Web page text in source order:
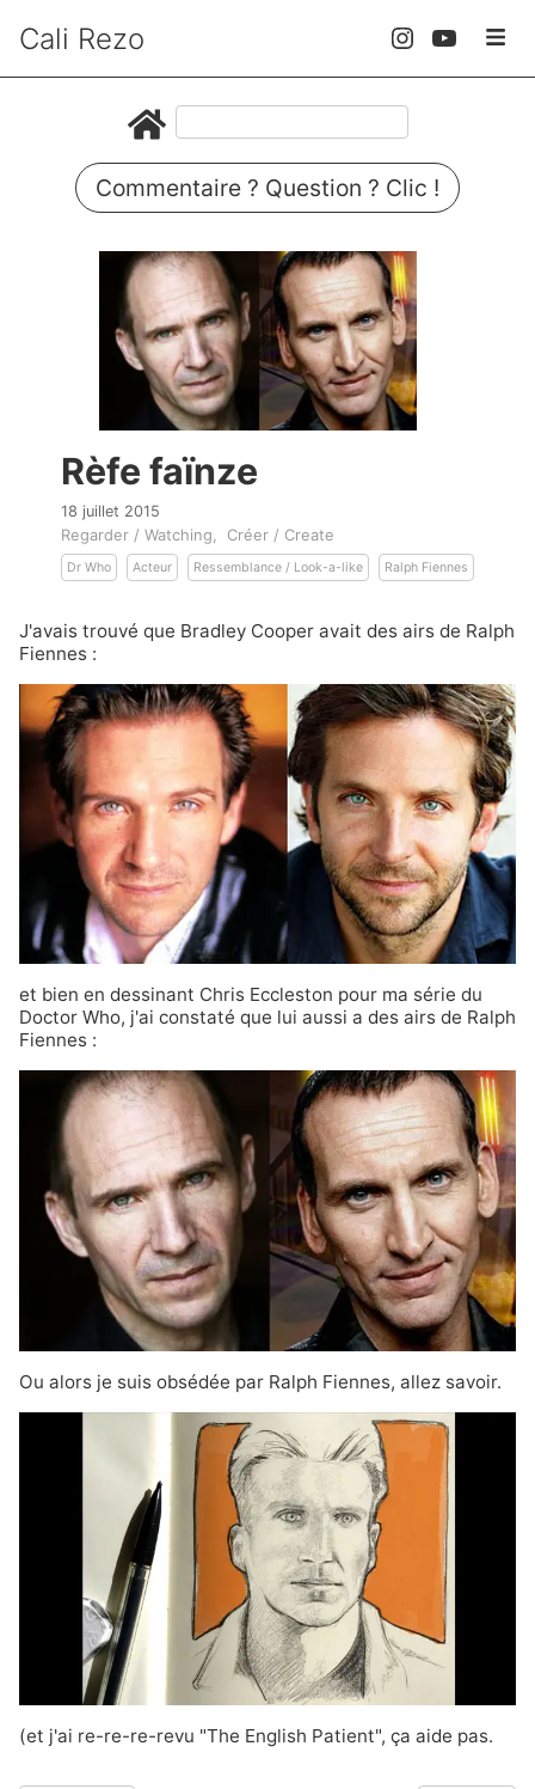
Cali Rezo
Commentaire ? Question ? Clic !
Rèfe faïnze
18 juillet 2015
Regarder / Watching Créer / Create
Dr Who Acteur Ressemblance / Look-a-like Ralph Fiennes
J'avais trouvé que Bradley Cooper avait des airs de Ralph
Fiennes :
et bien en dessinant Chris Eccleston pour ma série du
Doctor Who, j'ai constaté que lui aussi a des airs de Ralph
Fiennes :
Ou alors je suis obsédée par Ralph Fiennes, allez savoir.
(et j'ai re-re-re-revu "The English Patient", ça aide pas.